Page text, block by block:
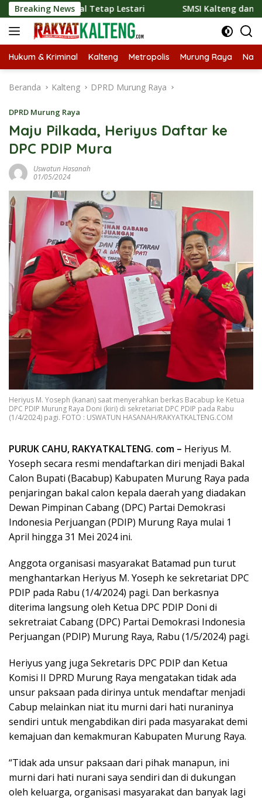
Langsung
ke
konten
Breaking News
Tetap Lestari SMSI Kalteng dan Bidan Sean
Hukum & Kriminal Kalteng Metropolis Murung Raya
Beranda Kalteng DPRD Murung Raya
DPRD Murung Raya
Maju Pilkada, Heriyus Daftar ke
DPC PDIP Mura
Uswatun Hasanah
01/05/2024
Heriyus M. Yoseph (kanan) saat menyerahkan berkas Bacabup ke Ketua
DPC PDIP Murung Raya Doni (kiri) di sekretariat DPC PDIP pada Rabu
(1/4/2024) pagi. FOTO : USWATUN HASANAH/RAKYATKALTENG.COM
PURUK CAHU, RAKYATKALTENG. com – Heriyus M.
Yoseph secara resmi mendaftarkan diri menjadi Bakal
Calon Bupati (Bacabup) Kabupaten Murung Raya pada
penjaringan bakal calon kepala daerah yang diadakan
Dewan Pimpinan Cabang (DPC) Partai Demokrasi
Indonesia Perjuangan (PDIP) Murung Raya mulai 1
April hingga 31 Mei 2024 ini.
Anggota organisasi masyarakat Batamad pun turut
menghantarkan Heriyus M. Yoseph ke sekretariat DPC
PDIP pada Rabu (1/4/2024) pagi. Dan berkasnya
diterima langsung oleh Ketua DPC PDIP Doni di
sekretraiat Cabang (DPC) Partai Demokrasi Indonesia
Perjuangan (PDIP) Murung Raya, Rabu (1/5/2024) pagi.
Heriyus yang juga Sekretaris DPC PDIP dan Ketua
Komisi II DPRD Murung Raya mengatakan tidak ada
unsur paksaan pada dirinya untuk mendaftar menjadi
Cabup melainkan niat itu murni dari hati nuraninya
sendiri untuk mengabdikan diri pada masyarakat demi
kemajuan dan kemakmuran Kabupaten Murung Raya.
“Tidak ada unsur paksaan dari pihak manapun, ini
murni dari hati nurani saya sendiri dan di dukungan
oleh keluarga, organisasi masyarakat dan banyak lagi